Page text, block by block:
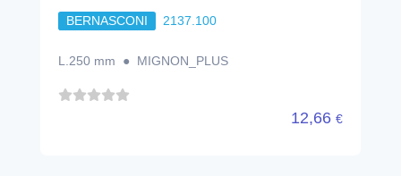
BERNASCONI 2137.100
L.250 mm ● MIGNON_PLUS
12,66 €